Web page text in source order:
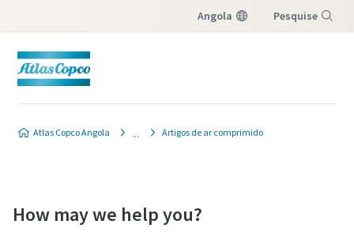
Angola Pesquise
Atlas Copco Angola Artigos de ar comprimido
How may we help you?